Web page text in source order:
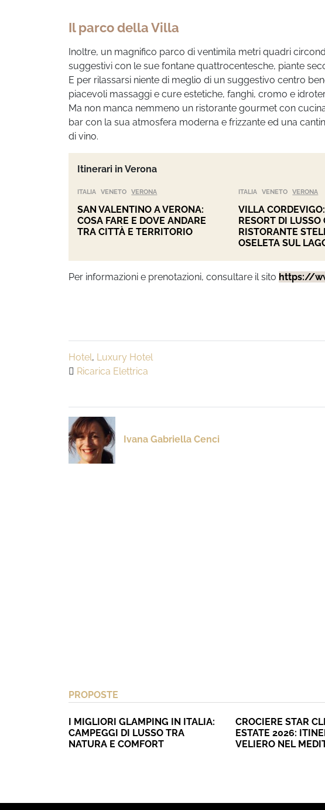
Il parco della Villa
Inoltre, un magnifico parco di ventimila metri quadri
suggestivi con le sue fontane quattrocentesche, piante
E per rilassarsi niente di meglio di un suggestivo centro
piacevoli massaggi e cure estetiche, fanghi, cromo e
Ma non manca nemmeno un ristorante gourmet con
bar con la sua atmosfera moderna e frizzante ed una
di vino.
Itinerari in Verona
ITALIA VENETO VERONA
SAN VALENTINO A VERONA:
COSA FARE E DOVE ANDARE
TRA CITTÀ E TERRITORIO
ITALIA VENETO VERONA
VILLA
RESORT DI LUSSO
RISTORANTE
OSELETA SUL
Per informazioni e prenotazioni, consultare il sito https://
Hotel, Luxury Hotel
Ricarica Elettrica
Ivana Gabriella Cenci
PROPOSTE
I MIGLIORI GLAMPING IN ITALIA:
CAMPEGGI DI LUSSO TRA
NATURA E COMFORT
CROCIERE STAR
ESTATE 2026:
VELIERO NEL